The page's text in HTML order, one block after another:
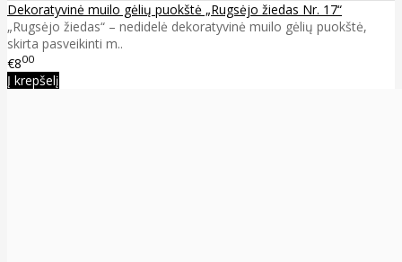
Dekoratyvinė muilo gėlių puokštė „Rugsėjo žiedas Nr. 17“
„Rugsėjo žiedas“ – nedidelė dekoratyvinė muilo gėlių puokštė,
skirta pasveikinti m..
€800
Į krepšelį